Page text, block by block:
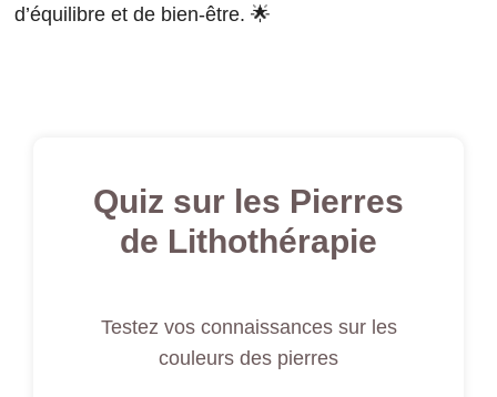
d’équilibre et de bien-être. 🌟
Quiz sur les Pierres
de Lithothérapie
Testez vos connaissances sur les
couleurs des pierres